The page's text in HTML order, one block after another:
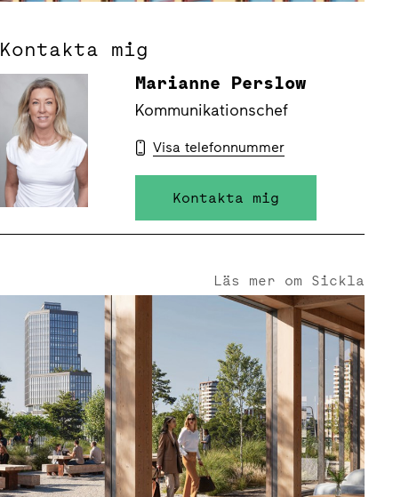
Kontakta mig
Marianne Perslow
Kommunikationschef
Visa telefonnummer
Kontakta mig
Sickla - Nordens nav för hållbarhet, innovation och
Läs mer om Sickla